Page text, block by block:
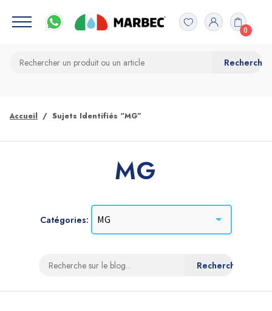
0
Accueil Sujets Identifiés “MG”
MG
Catégories: